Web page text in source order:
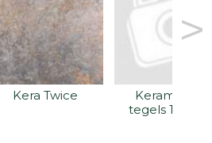
Kera Twice
Keramische
tegels
>